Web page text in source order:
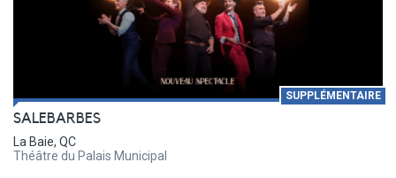
SUPPLÉMENTAIRE
SALEBARBES
La Baie, QC
Théâtre du Palais Municipal